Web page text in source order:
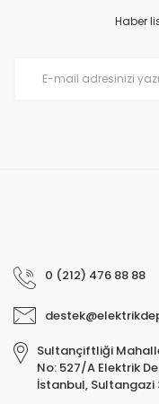
Ürün açıklamasında
Haber
0 (212) 476 88 88
Sultançiftliği
No: 527/A Elektrik
İstanbul, Sultangazi